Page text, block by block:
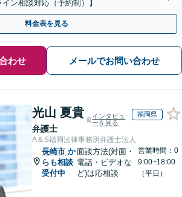
ン相談対応（予約制）】
料金表を見る
わせ メールでお問い合わせ
光山 夏貴
弁護士
インタビュ
ーを見る
福岡県
A＆S福岡法律事務所弁護士法人
長崎市 か
らも相談
受付中
面談方法(対面・
電話・ビデオな
ど)は応相談
営業時間：0
9:00~18:00
（平日）